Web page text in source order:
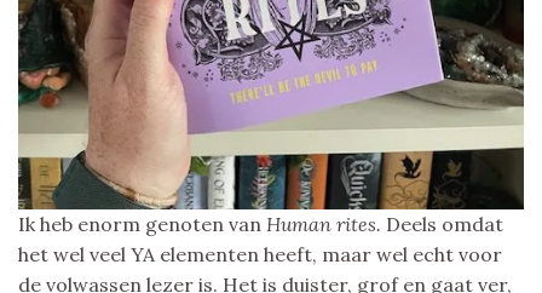
Ik heb enorm genoten van Human rites. Deels omdat
het wel veel YA elementen heeft, maar wel echt voor
de volwassen lezer is. Het is duister, grof en gaat ver,